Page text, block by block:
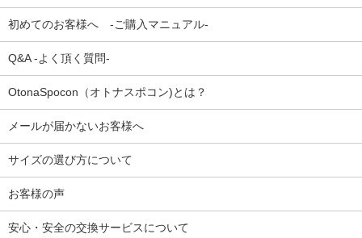
初めてのお客様へ -ご購入マニュアル-
Q&A -よく頂く質問-
OtonaSpocon（オトナスポコン)とは？
メールが届かないお客様へ
サイズの選び方について
お客様の声
安心・安全の交換サービスについて